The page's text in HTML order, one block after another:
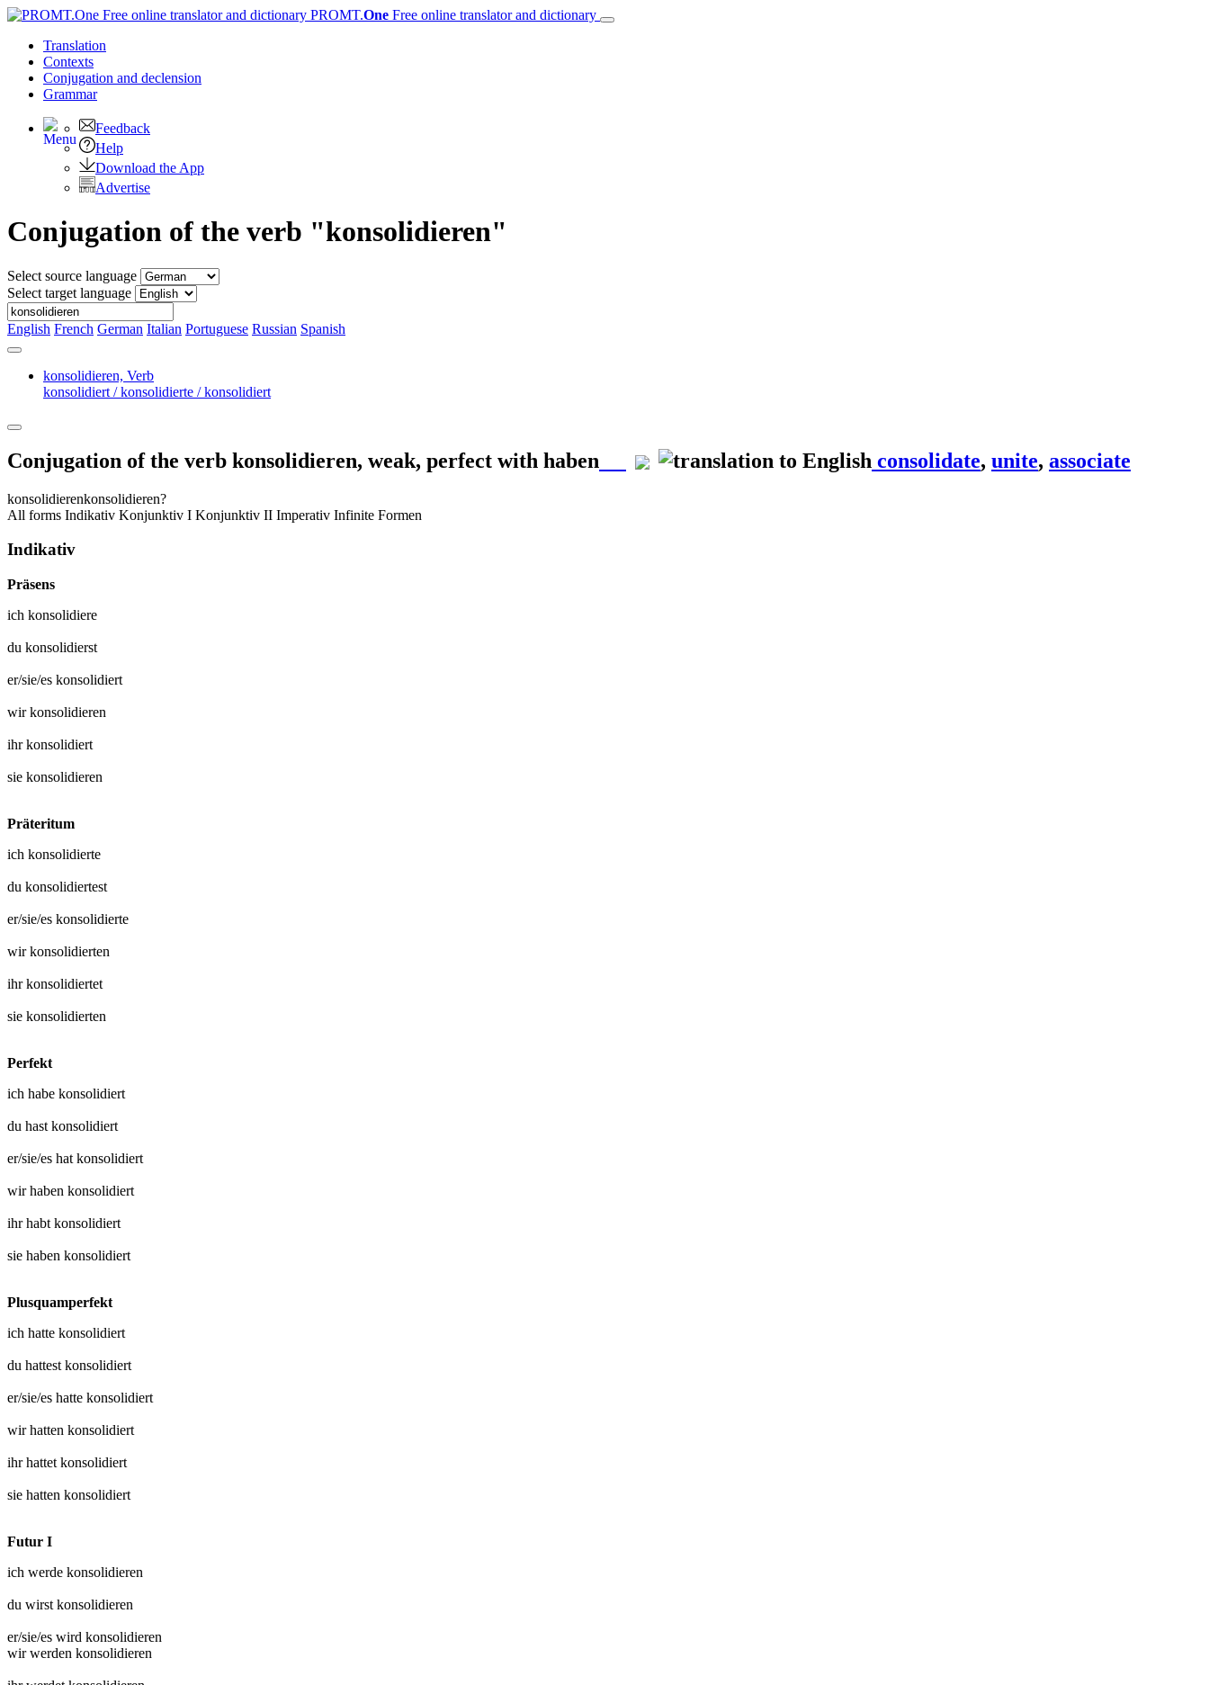
PROMT.One Free online translator and dictionary
Translation
Contexts
Conjugation and declension
Grammar
Feedback
Help
Download the App
Advertise
Conjugation of the verb "konsolidieren"
Select source language
Select target language
English French German Italian Portuguese Russian Spanish
konsolidieren, Verb
konsolidiert / konsolidierte / konsolidiert
Conjugation of the verb konsolidieren, weak, perfect with haben consolidate, unite, associate
konsolidierenkonsolidieren?
All forms Indikativ Konjunktiv I Konjunktiv II Imperativ Infinite Formen
Indikativ
Präsens
ich konsolidiere
du konsolidierst
er/sie/es konsolidiert
wirkonsolidieren
ihrkonsolidiert
sie konsolidieren
Präteritum
ich konsolidierte
du konsolidiertest
er/sie/es konsolidierte
wirkonsolidierten
ihrkonsolidiertet
sie konsolidierten
Perfekt
ich habe konsolidiert
du hast konsolidiert
er/sie/es hat konsolidiert
wir haben konsolidiert
ihr habt konsolidiert
sie haben konsolidiert
Plusquamperfekt
ich hatte konsolidiert
du hattest konsolidiert
er/sie/es hatte konsolidiert
wir hatten konsolidiert
ihr hattet konsolidiert
sie hatten konsolidiert
Futur I
ich werde konsolidieren
du wirst konsolidieren
er/sie/es wird konsolidieren
wir werden konsolidieren